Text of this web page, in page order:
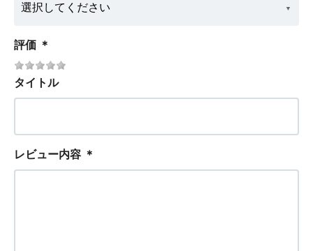
評価 ＊
タイトル
レビュー内容 ＊